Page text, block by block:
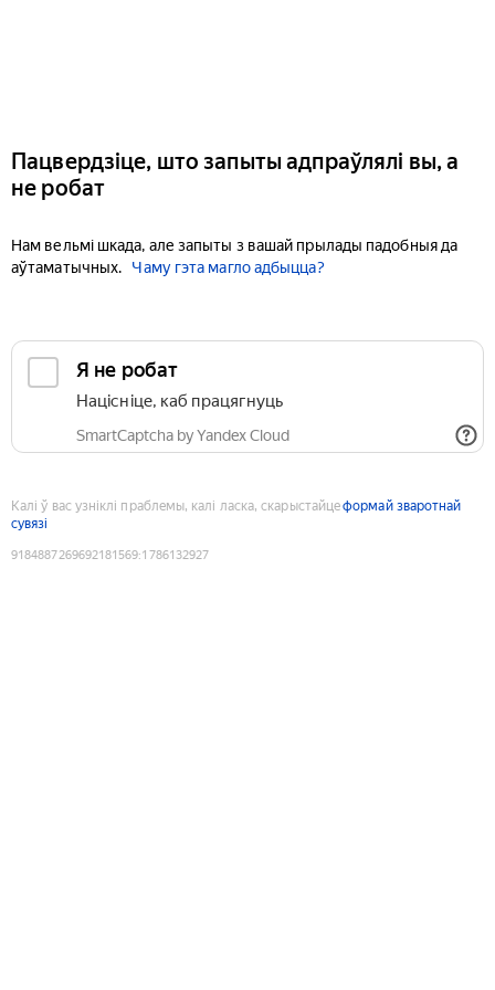
Пацвердзіце, што запыты адпраўлялі вы, а
не робат
Нам вельмі шкада, але запыты з вашай прылады падобныя да
аўтаматычных.
Чаму гэта магло адбыцца?
Я не робат
Націсніце, каб працягнуць
SmartCaptcha by Yandex Cloud
Калі ў вас узніклі праблемы, калі ласка, скарыстайцеформай зваротнай
сувязі
9184887269692181569:1786132927